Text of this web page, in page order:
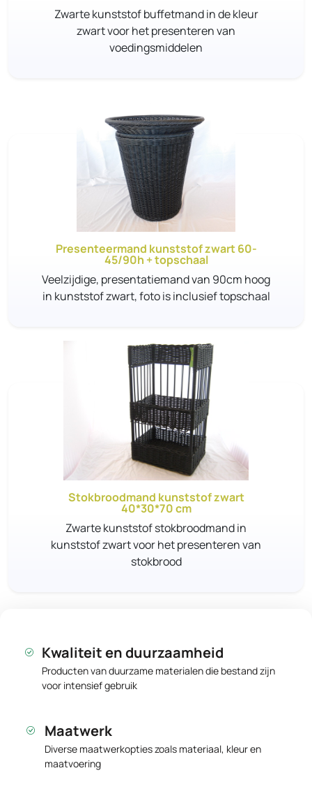
Zwarte kunststof buffetmand in de kleur
zwart voor het presenteren van
voedingsmiddelen
Presenteermand kunststof zwart 60-
45/90h + topschaal
Veelzijdige, presentatiemand van 90cm hoog
in kunststof zwart, foto is inclusief topschaal
Stokbroodmand kunststof zwart
40*30*70 cm
Zwarte kunststof stokbroodmand in
kunststof zwart voor het presenteren van
stokbrood
Kwaliteit en duurzaamheid
Producten van duurzame materialen die bestand zijn
voor intensief gebruik
Maatwerk
Diverse maatwerkopties zoals materiaal, kleur en
maatvoering